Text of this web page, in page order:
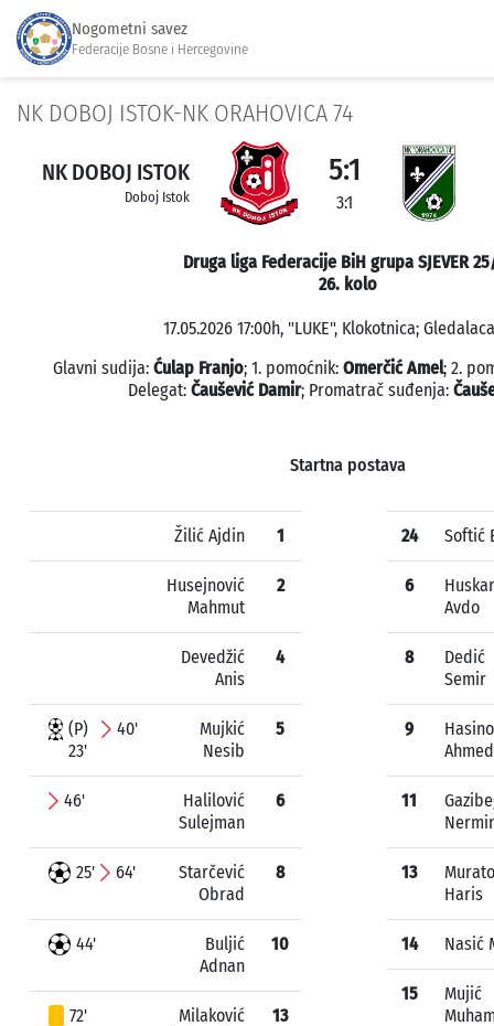
Nogometni savez
Federacije Bosne i Hercegovine
NK DOBOJ ISTOK-NK ORAHOVICA 74
NK DOBOJ ISTOK
Doboj Istok
5:1
3:1
Druga liga Federacije BiH grupa SJEVER
26. kolo
17.05.2026 17:00h, "LUKE", Klokotnica;
Glavni sudija: Ćulap Franjo; 1. pomoćnik: Omerčić Amel; 2.
Delegat: Čaušević Damir; Promatrač suđenja:
Startna postava
Žilić Ajdin 1
Husejnović
Mahmut
2
Devedžić
Anis
4
(P)
23'
40'
Mujkić
Nesib
5
46'
Halilović
Sulejman
6
25' 64'
Starčević
Obrad
8
44'
Buljić
Adnan
10
72'
Milaković
13
24 Softić
6
Avdo
8
Dedić
Semir
9
Ahmed
11
13
Haris
14 Nasić
15
Mujić